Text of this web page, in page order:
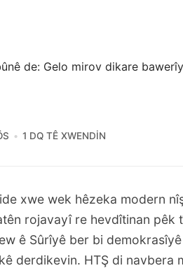
1 DQ TÊ XWENDIN
xwe wek hêzeka modern
rojavayî re hevdîtinan pêk
ê Sûrîyê ber bi
derdikevin. HTŞ di navbera